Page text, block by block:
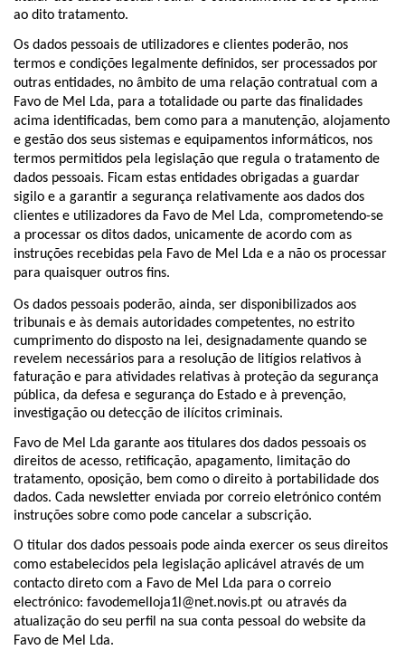
ao dito tratamento.
Os dados pessoais de utilizadores e clientes poderão, nos
termos e condições legalmente definidos, ser processados por
outras entidades, no âmbito de uma relação contratual com a
Favo de Mel Lda, para a totalidade ou parte das finalidades
acima identificadas, bem como para a manutenção, alojamento
e gestão dos seus sistemas e equipamentos informáticos, nos
termos permitidos pela legislação que regula o tratamento de
dados pessoais. Ficam estas entidades obrigadas a guardar
sigilo e a garantir a segurança relativamente aos dados dos
clientes e utilizadores da Favo de Mel Lda, comprometendo-se
a processar os ditos dados, unicamente de acordo com as
instruções recebidas pela Favo de Mel Lda e a não os processar
para quaisquer outros fins.
Os dados pessoais poderão, ainda, ser disponibilizados aos
tribunais e às demais autoridades competentes, no estrito
cumprimento do disposto na lei, designadamente quando se
revelem necessários para a resolução de litígios relativos à
faturação e para atividades relativas à proteção da segurança
pública, da defesa e segurança do Estado e à prevenção,
investigação ou detecção de ilícitos criminais.
Favo de Mel Lda garante aos titulares dos dados pessoais os
direitos de acesso, retificação, apagamento, limitação do
tratamento, oposição, bem como o direito à portabilidade dos
dados. Cada newsletter enviada por correio eletrónico contém
instruções sobre como pode cancelar a subscrição.
O titular dos dados pessoais pode ainda exercer os seus direitos
como estabelecidos pela legislação aplicável através de um
contacto direto com a Favo de Mel Lda para o correio
electrónico: favodemelloja1l@net.novis.pt ou através da
atualização do seu perfil na sua conta pessoal do website da
Favo de Mel Lda.